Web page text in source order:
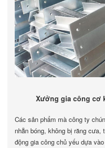
Xưởng gia công cơ
Các sản phẩm mà công ty
nhẵn bóng, không bị răng cưa,
động gia công chủ yếu dựa